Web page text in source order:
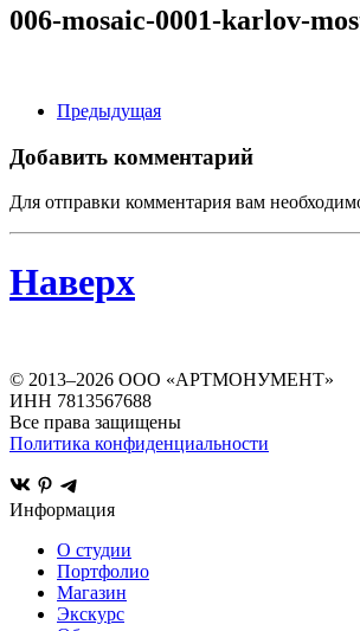
006-mosaic-0001-karlov-
Предыдущая
Добавить комментарий
Для отправки комментария вам
Наверх
© 2013–2026 ООО «АРТМОНУМЕНТ»
ИНН 7813567688
Все права защищены
Политика конфиденциальности
Информация
О студии
Портфолио
Магазин
Экскурс